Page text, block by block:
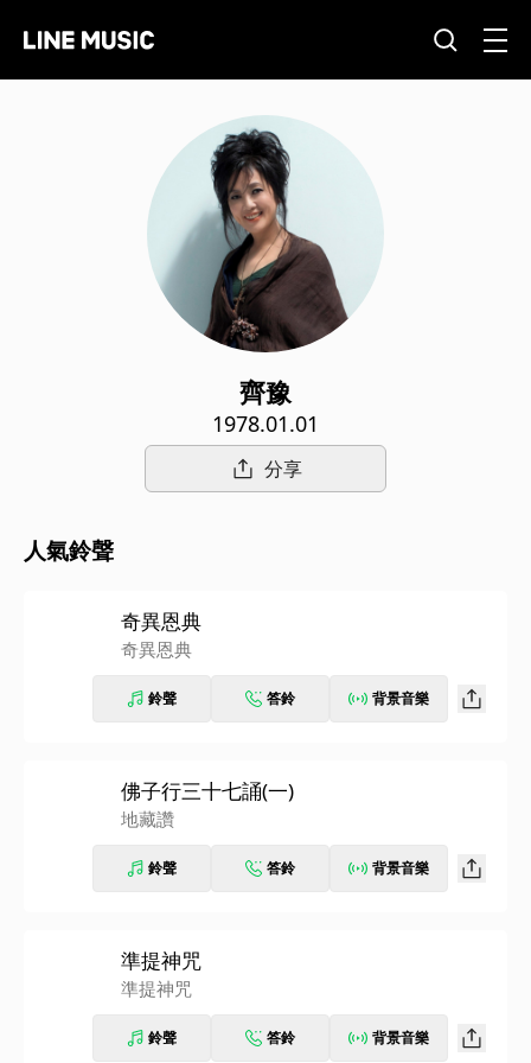
齊豫
1978.01.01
分享
人氣鈴聲
奇異恩典
奇異恩典
鈴聲 答鈴 背景音樂
佛子行三十七誦(一)
地藏讚
鈴聲 答鈴 背景音樂
準提神咒
準提神咒
鈴聲 答鈴 背景音樂